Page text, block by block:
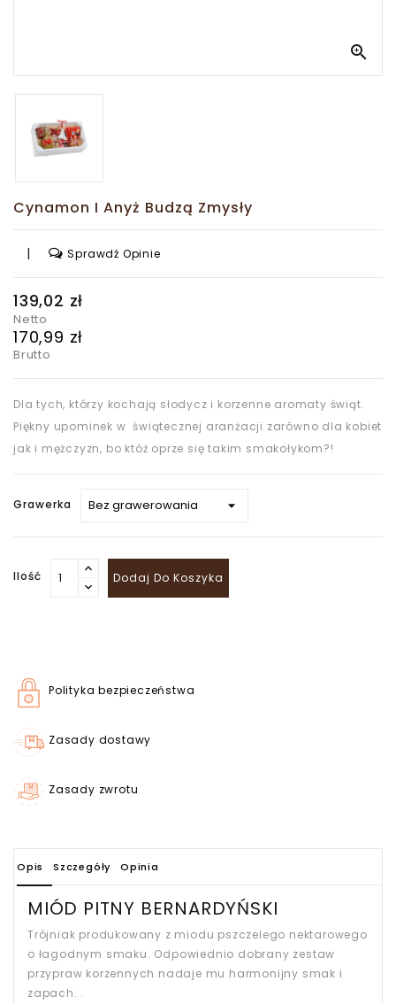

Cynamon I Anyż Budzą Zmysły
| Sprawdź Opinie
139,02 zł
Netto
170,99 zł
Brutto
Dla tych, którzy kochają słodycz i korzenne aromaty świąt.
Piękny upominek w świątecznej aranżacji zarówno dla kobiet
jak i mężczyzn, bo któż oprze się takim smakołykom?!
Grawerka
Ilość Dodaj Do Koszyka
Polityka bezpieczeństwa
Zasady dostawy
Zasady zwrotu
Opis Szczegóły Opinia
MIÓD PITNY BERNARDYŃSKI
Trójniak produkowany z miodu pszczelego nektarowego
o łagodnym smaku. Odpowiednio dobrany zestaw
przypraw korzennych nadaje mu harmonijny smak i
zapach. .